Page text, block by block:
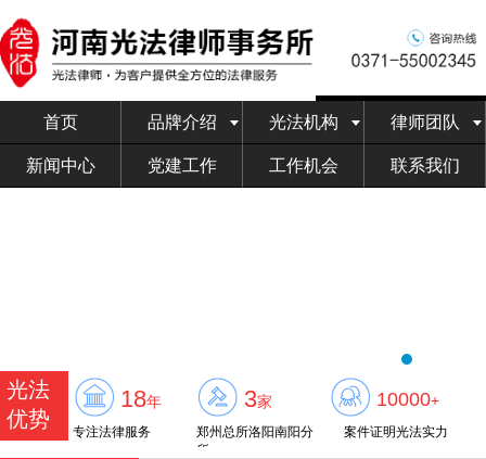
首页 品牌介绍 光法机构 律师团队
新闻中心 党建工作 工作机会 联系我们
光法
优势
18年
专注法律服务
3家
郑州总所洛阳南阳分
所
10000+
案件证明光法实力